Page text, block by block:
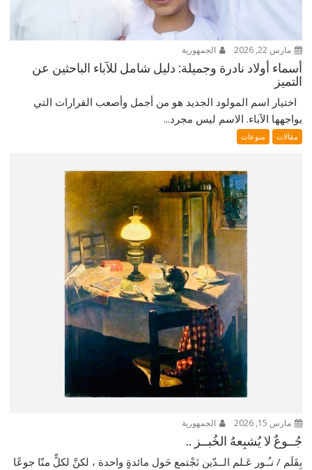
مارس 22, 2026 الجمهورية
أسماء أولاد نادرة وجميلة: دليل شامل للآباء الباحثين عن
التميز
اختيار اسم المولود الجديد هو من أجمل وأصعب القرارات التي
يواجهها الآباء. الاسم ليس مجرد...
مقالات منوعات
مارس 15, 2026 الجمهورية
جُــوعٌ لا يُشبِعهُ الخُبــز ..
بِقَلَم / نـُـور عَـلم الــدّين نَجْتمع حَول مائدةٍ واحدة ، لكنَّ لكلٍّ منّا جوعًا